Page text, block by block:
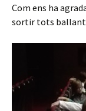
Com ens ha
sortir tots